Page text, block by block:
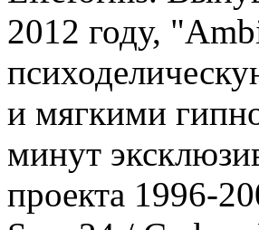
2012 году,
и мягкими
минут
проекта 1996-